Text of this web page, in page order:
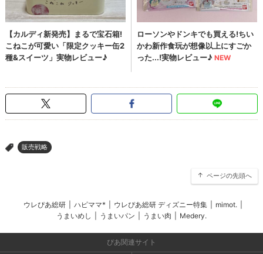
> 販売戦略
ページの先頭へ
ウレぴあ総研 ハピママ* ウレぴあ総研 ディズニー特集 mimot.
うまいめし
うまいパン うまい肉 Medery.
ぴあ関連サイト